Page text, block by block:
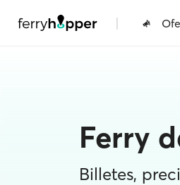
|
Ferry
Billetes,